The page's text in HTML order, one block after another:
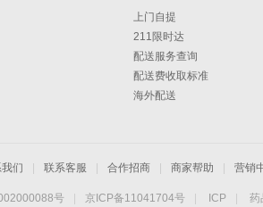
上门自提
211限时达
配送服务查询
配送费收取标准
海外配送
们 联系客服 合作招商 商家帮助 营销
号 京ICP备11041704号 ICP 药